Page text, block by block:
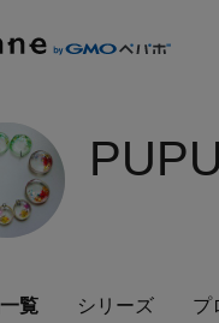
覧 シリーズ プ